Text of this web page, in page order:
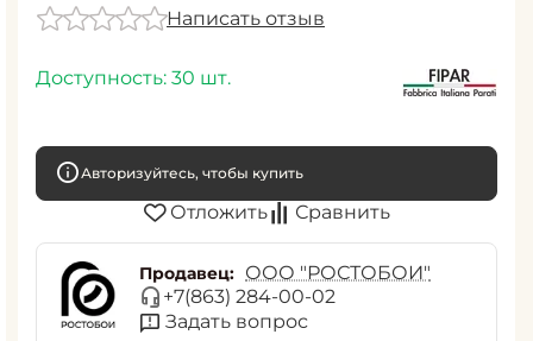
Написать отзыв
Доступность: 30 шт.
Авторизуйтесь, чтобы купить
Отложить Сравнить
Продавец: ООО "РОСТОБОИ"
+7(863) 284-00-02
Задать вопрос